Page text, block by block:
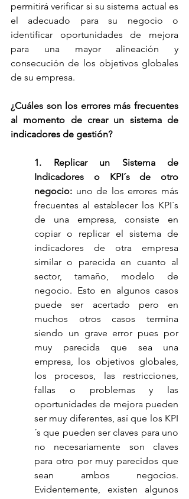
permitirá verificar si su sistema actual es
el adecuado para su negocio o
identificar oportunidades de mejora
para una mayor alineación y
consecución de los objetivos globales
de su empresa.
¿Cuáles son los errores más frecuentes
al momento de crear un sistema de
indicadores de gestión?
1. Replicar un Sistema de
Indicadores o KPI´s de otro
negocio: uno de los errores más
frecuentes al establecer los KPI´s
de una empresa, consiste en
copiar o replicar el sistema de
indicadores de otra empresa
similar o parecida en cuanto al
sector, tamaño, modelo de
negocio. Esto en algunos casos
puede ser acertado pero en
muchos otros casos termina
siendo un grave error pues por
muy parecida que sea una
empresa, los objetivos globales,
los procesos, las restricciones,
fallas o problemas y las
oportunidades de mejora pueden
ser muy diferentes, así que los KPI
´s que pueden ser claves para uno
no necesariamente son claves
para otro por muy parecidos que
sean ambos negocios.
Evidentemente, existen algunos